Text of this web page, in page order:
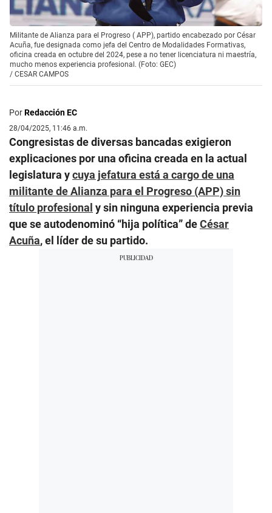
Militante de Alianza para el Progreso ( APP), partido encabezado por César
Acuña, fue designada como jefa del Centro de Modalidades Formativas,
oficina creada en octubre del 2024, pese a no tener licenciatura ni maestría,
mucho menos experiencia profesional. (Foto: GEC)
/ CESAR CAMPOS
PorRedacción EC
28/04/2025, 11:46 a.m.
Congresistas de diversas bancadas exigieron
explicaciones por una oficina creada en la actual
legislatura ycuya jefatura está a cargo de una
militante de Alianza para el Progreso (APP) sin
título profesional y sin ninguna experiencia previa
que se autodenominó “hija política” deCésar
Acuña, el líder de su partido.